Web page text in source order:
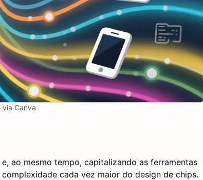
via Canva
ao mesmo tempo, capitalizando as ferramentas
cada vez maior do design de chips.